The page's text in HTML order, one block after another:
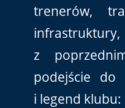
trenerów,
z
podejście do
i legend klubu: